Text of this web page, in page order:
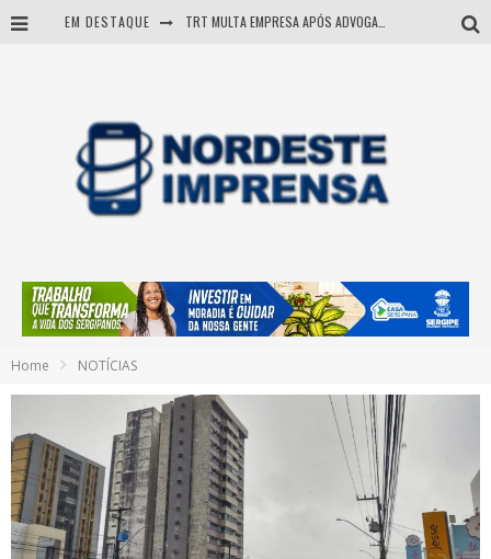
EM DESTAQUE TRT MULTA EMPRESA APÓS ADVOGADA USAR IA E INVENTAR PRECEDENTES JUDICIAIS
Mulher morre durante operação contra grupo investigado por roubo de cargas e tráfico de drogas em Sergipe
Home NOTÍCIAS